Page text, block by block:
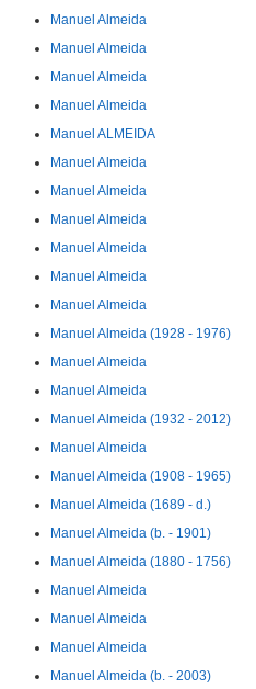
Manuel Almeida
Manuel Almeida
Manuel Almeida
Manuel Almeida
Manuel ALMEIDA
Manuel Almeida
Manuel Almeida
Manuel Almeida
Manuel Almeida
Manuel Almeida
Manuel Almeida
Manuel Almeida (1928 - 1976)
Manuel Almeida
Manuel Almeida
Manuel Almeida (1932 - 2012)
Manuel Almeida
Manuel Almeida (1908 - 1965)
Manuel Almeida (1689 - d.)
Manuel Almeida (b. - 1901)
Manuel Almeida (1880 - 1756)
Manuel Almeida
Manuel Almeida
Manuel Almeida
Manuel Almeida (b. - 2003)